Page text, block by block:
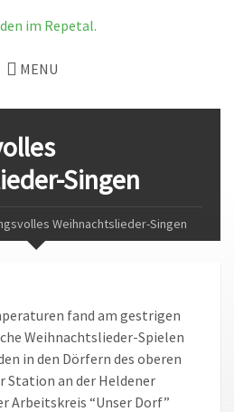
MENU
Singen
Weihnachtslieder-Singen
fand am gestrigen
Weihnachtslieder-Spielen
in den Dörfern des oberen
Station an der Heldener
Arbeitskreis “Unser Dorf”